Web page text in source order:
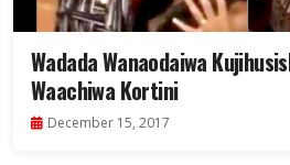
Wadada Wanaodaiwa
Waachiwa Kortini
December 15, 2017